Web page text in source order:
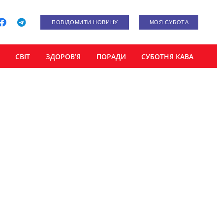
ПОВІДОМИТИ НОВИНУ МОЯ СУБОТА
СВІТ ЗДОРОВ’Я ПОРАДИ СУБОТНЯ КАВА